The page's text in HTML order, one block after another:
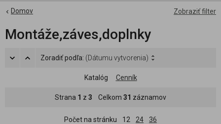
Zobraziť filter
Domov
Montáže,záves,doplnky
Zoradiť podľa: (Dátumu vytvorenia)
Katalóg Cenník
Strana 1 z 3 Celkom 31 záznamov
Počet na stránku 12 24 36